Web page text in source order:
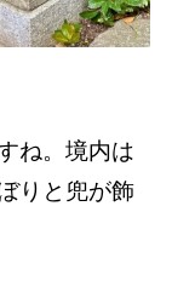
ね。境内は
りと兜が飾